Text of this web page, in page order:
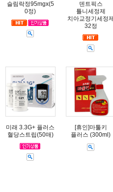
슬림락정95mgx(5
0정)
덴트픽스
틀니세정제
치아교정기세정제
32정
미래 3.3G+ 플러스
혈당스트립(50매)
[휴인]마툴키
플러스 (300ml)